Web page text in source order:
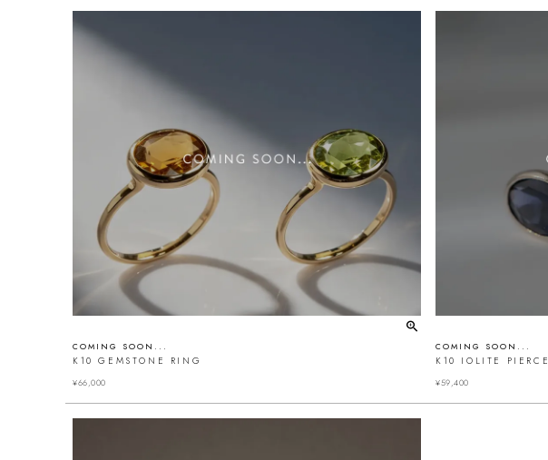
COMING SOON...
K10 GEMSTONE RING
¥66,000
COMING SOON...
K10 IOLITE PIERCE
¥59,400